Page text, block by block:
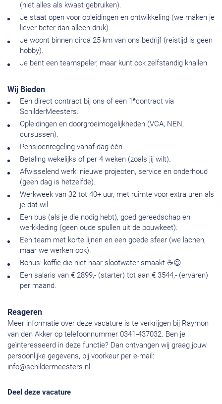
(niet alles als kwast gebruiken).
Je staat open voor opleidingen en ontwikkeling (we maken je
liever beter dan alleen druk).
Je woont binnen circa 25 km van ons bedrijf (reistijd is geen
hobby).
Je bent een teamspeler, maar kunt ook zelfstandig knallen.
Wij Bieden
Een direct contract bij ons of een 1 econtract via
SchilderMeesters.
Opleidingen en doorgroeimogelijkheden (VCA, NEN,
cursussen).
Pensioenregeling vanaf dag één.
Betaling wekelijks of per 4 weken (zoals jij wilt).
Afwisselend werk: nieuwe projecten, service en onderhoud
(geen dag is hetzelfde).
Werkweek van 32 tot 40+ uur, met ruimte voor extra uren als
je dat wil.
Een bus (als je die nodig hebt), goed gereedschap en
werkkleding (geen oude spullen uit de bouwkeet).
Een team met korte lijnen en een goede sfeer (we lachen,
maar we werken ook).
Bonus: koffie die niet naar slootwater smaakt ☕😉
Een salaris van € 2899,- (starter) tot aan € 3544,- (ervaren)
per maand.
Reageren
Meer informatie over deze vacature is te verkrijgen bij Raymon
van den Akker op telefoonnummer 0341-437032. Ben je
geïnteresseerd in deze functie? Dan ontvangen wij graag jouw
persoonlijke gegevens, bij voorkeur per e-mail:
info@schildermeesters.nl
Deel deze vacature